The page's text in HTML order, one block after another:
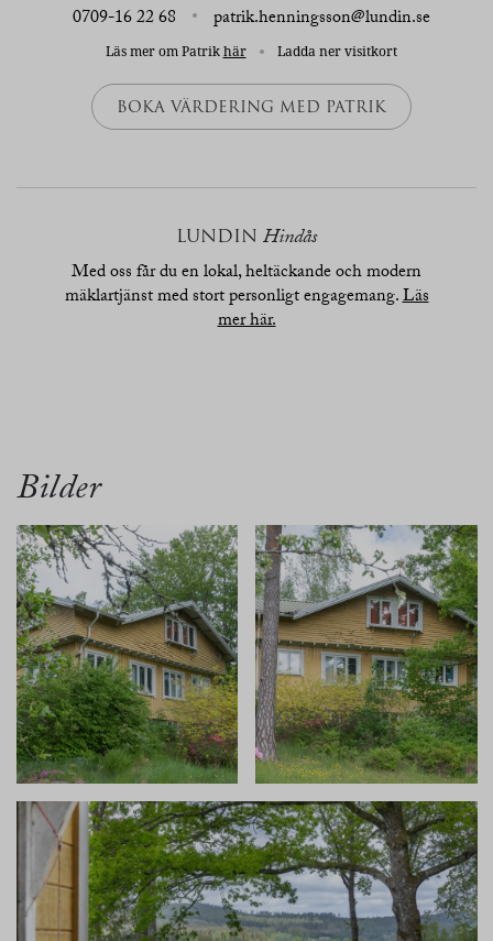
0709-16 22 68
patrik.henningsson@lundin.se
Läs mer om Patrikhär Ladda ner visitkort
BOKA VÄRDERING MED PATRIK
LUNDIN Hindås
Med oss får du en lokal, heltäckande och modern
mäklartjänst med stort personligt engagemang.Läs
mer här.
Bilder